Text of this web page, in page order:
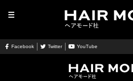
Facebook Twitter YouTube